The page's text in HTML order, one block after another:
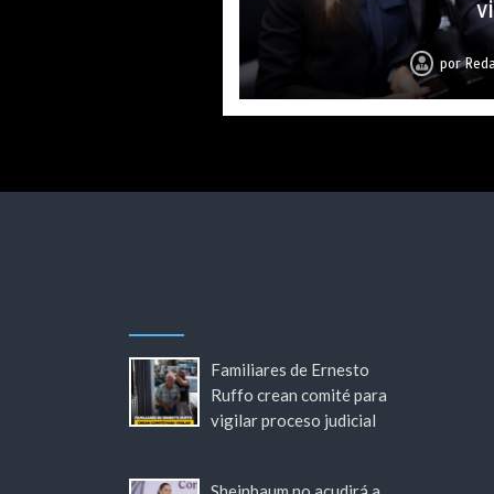
por
por
por
por
por
por
por
Familiares de Ernesto
Ruffo crean comité para
vigilar proceso judicial